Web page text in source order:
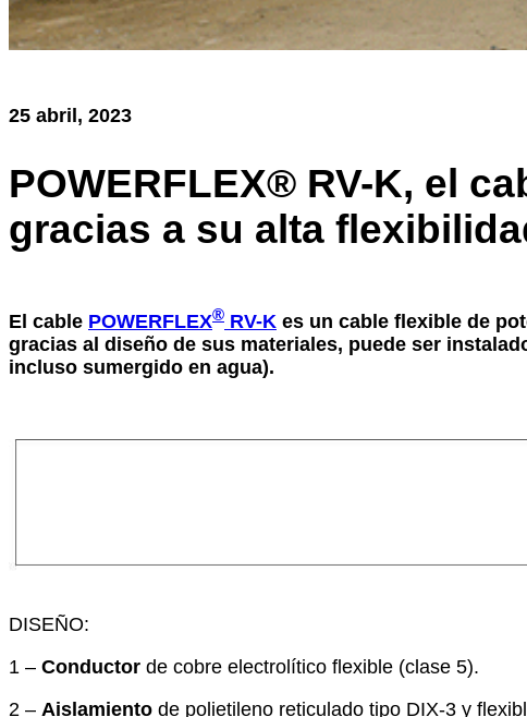
25 abril, 2023
POWERFLEX® RV-K, el
gracias a su alta
El cable POWERFLEX® RV-K es un cable flexible de
gracias al diseño de sus materiales, puede ser
incluso sumergido en agua).
DISEÑO:
1 – Conductor de cobre electrolítico flexible (clase 5).
2 – Aislamiento de polietileno reticulado tipo DIX-3 y